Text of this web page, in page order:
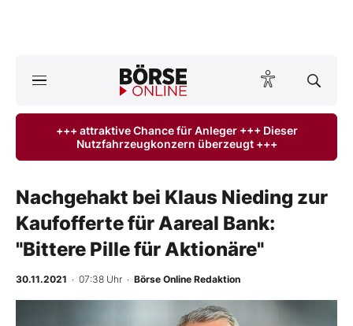
ktuelle Ausgabe BÖRSE ONLINE lesen
Finanz-Check
BO-Musterdepots
+++ attraktive Chance für Anleger +++ Dieser
Nutzfahrzeugkonzern überzeugt +++
Nachgehakt bei Klaus Nieding zur
Kaufofferte für Aareal Bank:
"Bittere Pille für Aktionäre"
30.11.2021 · 07:38 Uhr · Börse Online Redaktion